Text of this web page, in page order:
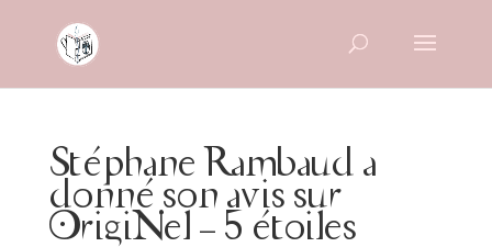
Stéphane Rambaud a
donné son avis sur
OrigiNel – 5 étoiles